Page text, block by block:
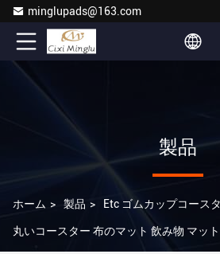
minglupads@163.com
製品
ホーム > 製品 > Etc ゴムカップコース
丸いコースター 布のマット 飲み物 マッ